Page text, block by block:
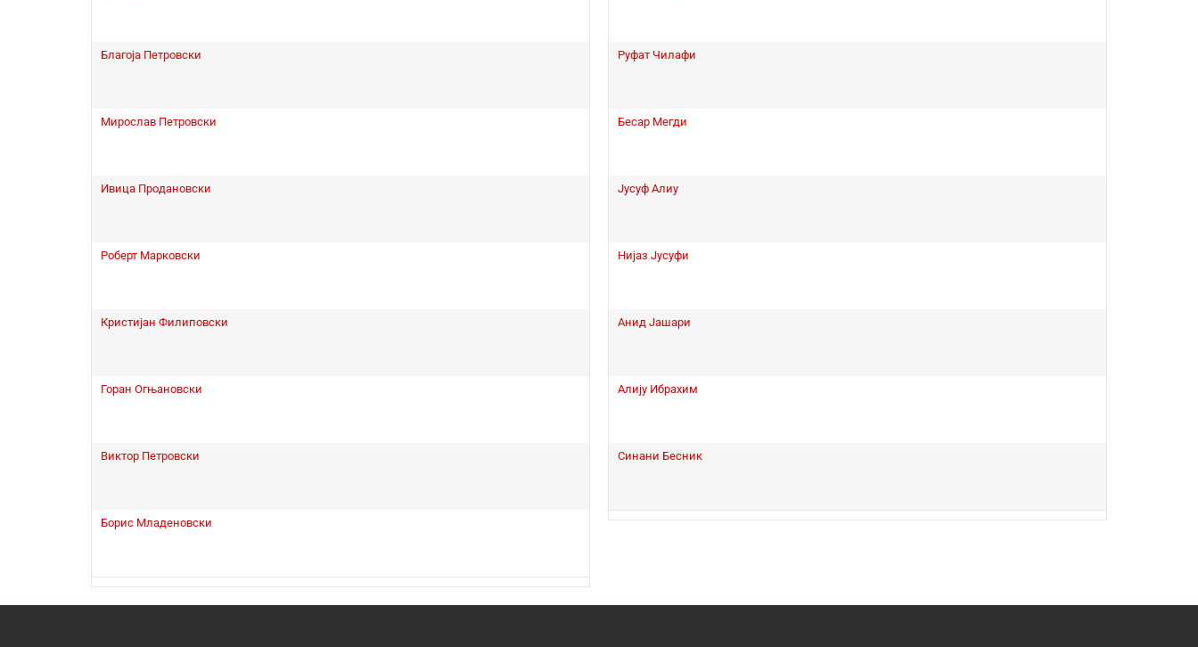
Благоја Петровски
Мирослав Петровски
Ивица Продановски
Роберт Марковски
Кристијан Филиповски
Горан Огњановски
Виктор Петровски
Борис Младеновски
Руфат Чилафи
Бесар Мегди
Јусуф Алиу
Нијаз Јусуфи
Анид Јашари
Алију Ибрахим
Синани Бесник